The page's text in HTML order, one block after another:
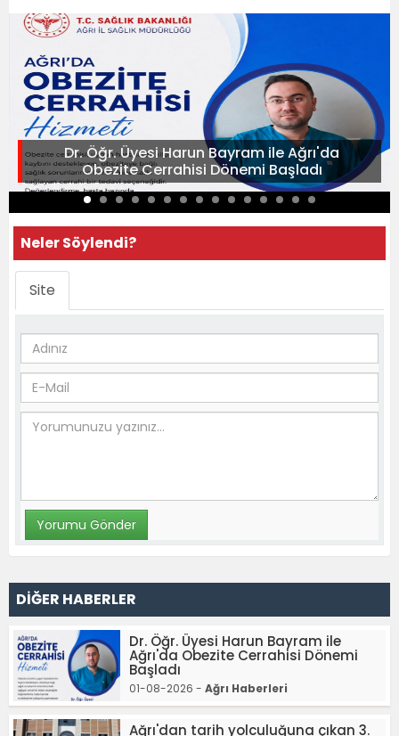
Dr. Öğr. Üyesi Harun Bayram ile Ağrı'da
Obezite Cerrahisi Dönemi Başladı
Neler Söylendi?
Site
DİĞER HABERLER
Dr. Öğr. Üyesi Harun Bayram ile
Ağrı'da Obezite Cerrahisi Dönemi
Başladı
01-08-2026 - Ağrı Haberleri
Ağrı'dan tarih yolculuğuna çıkan 3.